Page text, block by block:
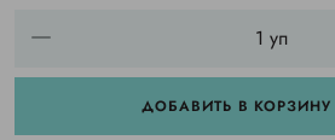
ДОБАВИТЬ В КОРЗИНУ